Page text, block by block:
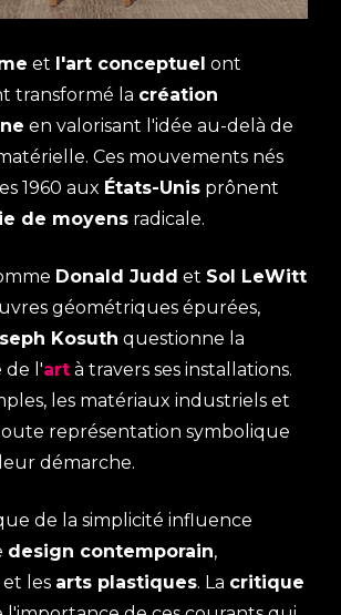
et l'art conceptuel ont
transformé la création
en valorisant l'idée au-delà de
Ces mouvements nés
1960 aux États-Unis prônent
de moyens radicale.
Donald Judd et Sol LeWitt
géométriques épurées,
Kosuth questionne la
de l'art à travers ses installations.
les matériaux industriels et
représentation symbolique
démarche.
de la simplicité influence
design contemporain,
les arts plastiques. La critique